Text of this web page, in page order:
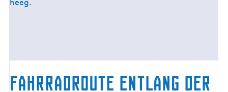
Fahrradroute entlang der